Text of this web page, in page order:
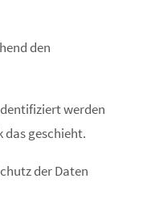
den
werden
das geschieht.
der Daten